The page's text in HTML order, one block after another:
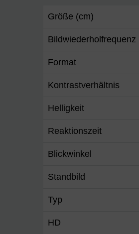
Größe (cm)
Bildwiederholfrequenz
Format
Kontrastverhältnis
Helligkeit
Reaktionszeit
Blickwinkel
Standbild
Typ
HD